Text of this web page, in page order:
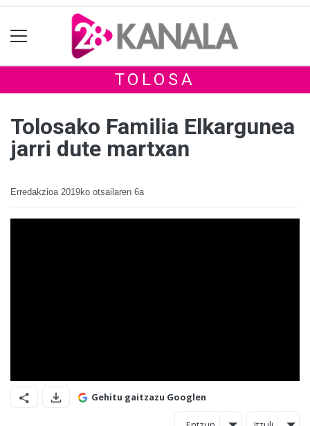
TOLOSA
Tolosako Familia Elkargunea
jarri dute martxan
Erredakzioa 2019ko otsailaren 6a
Gehitu gaitzazu Googlen